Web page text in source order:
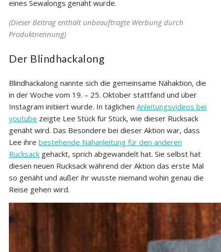
eines Sewalongs genäht wurde.
(Dieser Beitrag enthält unbeauftragte Werbung durch
Produktnennung)
Der Blindhackalong
Blindhackalong nannte sich die gemeinsame Nähaktion, die
in der Woche vom 19. – 25. Oktober stattfand und über
Instagram initiiert wurde. In täglichen Anleitungsvideos bei
youtube zeigte Lee Stück für Stück, wie dieser Rucksack
genäht wird. Das Besondere bei dieser Aktion war, dass
Lee ihre bestehende Nähanleitung für den anderen
Rucksack gehackt, sprich abgewandelt hat. Sie selbst hat
diesen neuen Rucksack während der Aktion das erste Mal
so genäht und außer ihr wusste niemand wohin genau die
Reise gehen wird.